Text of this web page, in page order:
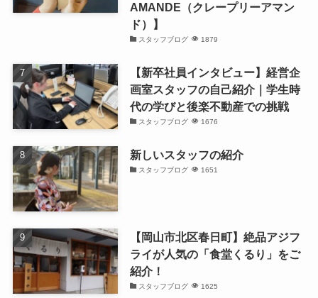
AMANDE（クレープリーアマン
ド）】
スタッフブログ 1879
【新卒社員インタビュー】経営企
画室スタッフの自己紹介｜学生時
代の学びと後楽不動産での挑戦
スタッフブログ 1676
新しいスタッフの紹介
スタッフブログ 1651
【岡山市北区春日町】絶品アジフ
ライが人気の「食堂くるり」をご
紹介！
スタッフブログ 1625